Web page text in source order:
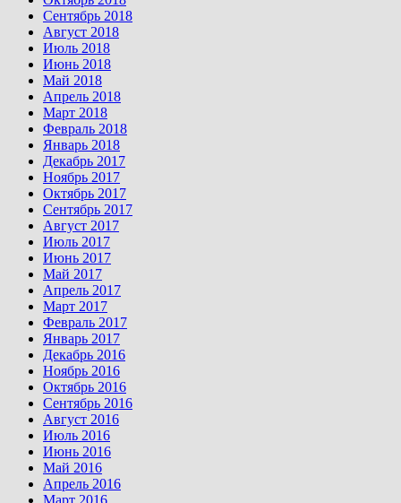
Сентябрь 2018
Август 2018
Июль 2018
Июнь 2018
Май 2018
Апрель 2018
Март 2018
Февраль 2018
Январь 2018
Декабрь 2017
Ноябрь 2017
Октябрь 2017
Сентябрь 2017
Август 2017
Июль 2017
Июнь 2017
Май 2017
Апрель 2017
Март 2017
Февраль 2017
Январь 2017
Декабрь 2016
Ноябрь 2016
Октябрь 2016
Сентябрь 2016
Август 2016
Июль 2016
Июнь 2016
Май 2016
Апрель 2016